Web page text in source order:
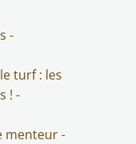
-
turf : les
! -
menteur -